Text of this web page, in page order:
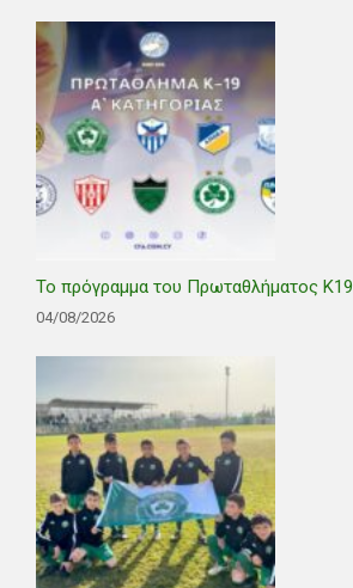
Το πρόγραμμα του Πρωταθλήματος Κ19
04/08/2026